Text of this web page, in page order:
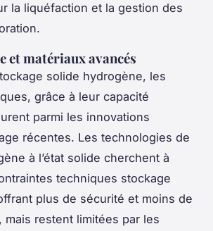
la liquéfaction et la gestion des
et matériaux avancés
solide hydrogène, les
grâce à leur capacité
parmi les innovations
récentes. Les technologies de
à l’état solide cherchent à
techniques stockage
plus de sécurité et moins de
restent limitées par les